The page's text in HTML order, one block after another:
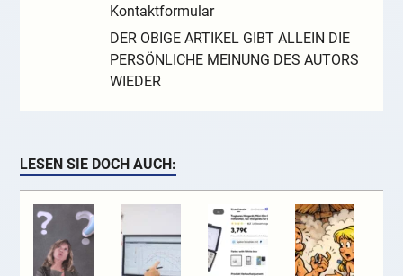
Kontaktformular
DER OBIGE ARTIKEL GIBT ALLEIN DIE
PERSÖNLICHE MEINUNG DES AUTORS
WIEDER
LESEN SIE DOCH AUCH: